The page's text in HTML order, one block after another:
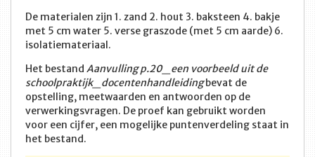
De materialen zijn 1. zand 2. hout 3. baksteen 4. bakje
met 5 cm water 5. verse graszode (met 5 cm aarde) 6.
isolatiemateriaal.
Het bestand Aanvulling p.20_een voorbeeld uit de
schoolpraktijk_docentenhandleidingbevat de
opstelling, meetwaarden en antwoorden op de
verwerkingsvragen. De proef kan gebruikt worden
voor een cijfer, een mogelijke puntenverdeling staat in
het bestand.